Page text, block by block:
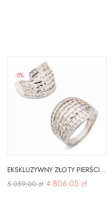
-5%
EKSKLUZYWNY ZŁOTY PIERŚCIONEK id P152
5 059,00 zł 4 806,05 zł